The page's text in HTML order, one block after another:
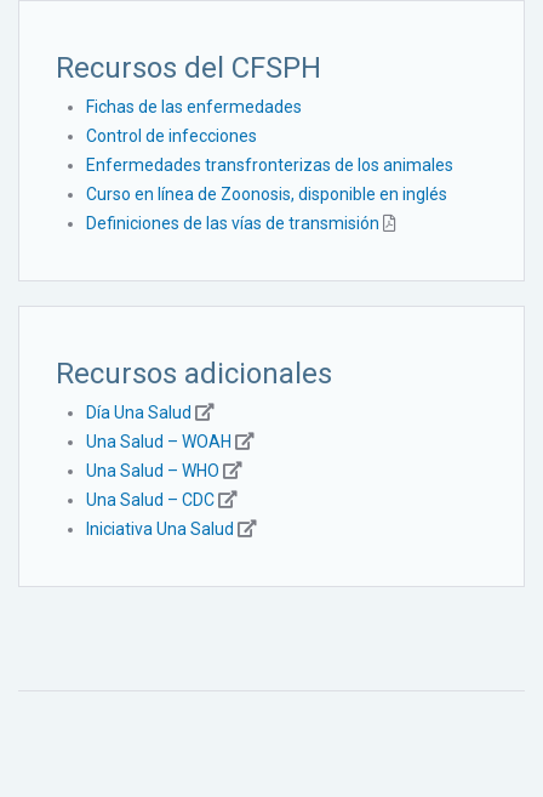
Recursos del CFSPH
Fichas de las enfermedades
Control de infecciones
Enfermedades transfronterizas de los animales
Curso en línea de Zoonosis, disponible en inglés
Definiciones de las vías de transmisión
Recursos adicionales
Día Una Salud
Una Salud – WOAH
Una Salud – WHO
Una Salud – CDC
Iniciativa Una Salud